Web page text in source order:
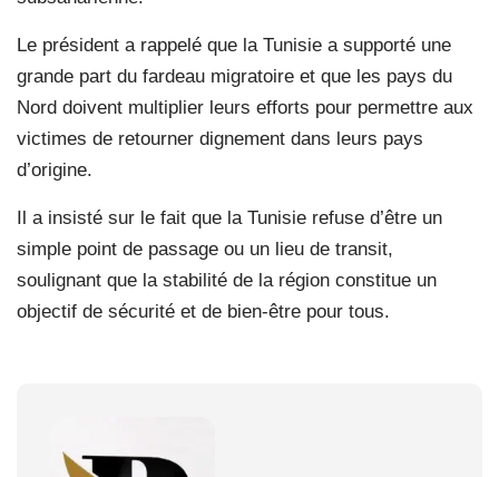
Le président a rappelé que la Tunisie a supporté une
grande part du fardeau migratoire et que les pays du
Nord doivent multiplier leurs efforts pour permettre aux
victimes de retourner dignement dans leurs pays
d’origine.
Il a insisté sur le fait que la Tunisie refuse d’être un
simple point de passage ou un lieu de transit,
soulignant que la stabilité de la région constitue un
objectif de sécurité et de bien-être pour tous.